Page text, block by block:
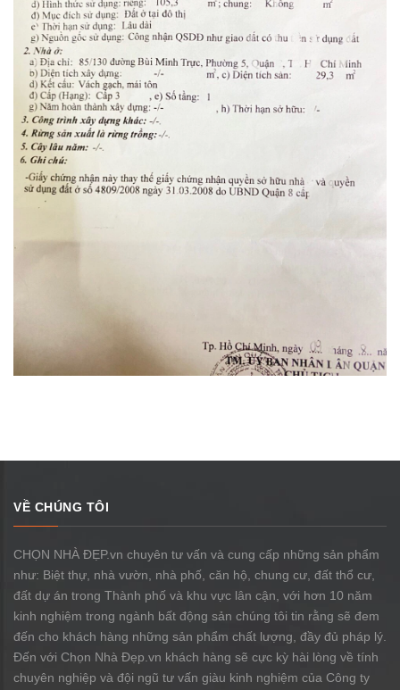
VỀ CHÚNG TÔI
CHỌN NHÀ ĐẸP.vn chuyên tư vấn và cung cấp những sản phẩm
như: Biệt thự, nhà vườn, nhà phố, căn hộ, chung cư, đất thổ cư,
đất dự án trong Thành phố và khu vực lân cận, với hơn 10 năm
kinh nghiệm trong ngành bất động sản chúng tôi tin rằng sẽ đem
đến cho khách hàng những sản phẩm chất lượng, đầy đủ pháp lý.
Đến với Chọn Nhà Đẹp.vn khách hàng sẽ cực kỳ hài lòng về tính
chuyên nghiệp và đội ngũ tư vấn giàu kinh nghiệm của Công ty